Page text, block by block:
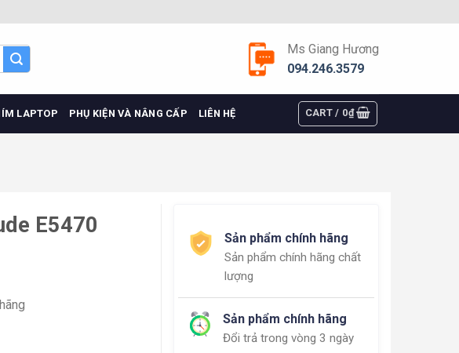
Ms Giang Hương
094.246.3579
LAPTOP PHỤ KIỆN VÀ NÂNG CẤP LIÊN HỆ CART / 0₫
E5470
Sản phẩm chính hãng
Sản phẩm chính hãng chất
lượng
Sản phẩm chính hãng
Đổi trả trong vòng 3 ngày